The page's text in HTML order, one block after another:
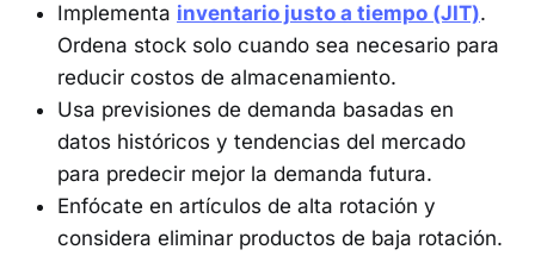
Implementa inventario justo a tiempo (JIT).
Ordena stock solo cuando sea necesario para
reducir costos de almacenamiento.
Usa previsiones de demanda basadas en
datos históricos y tendencias del mercado
para predecir mejor la demanda futura.
Enfócate en artículos de alta rotación y
considera eliminar productos de baja rotación.